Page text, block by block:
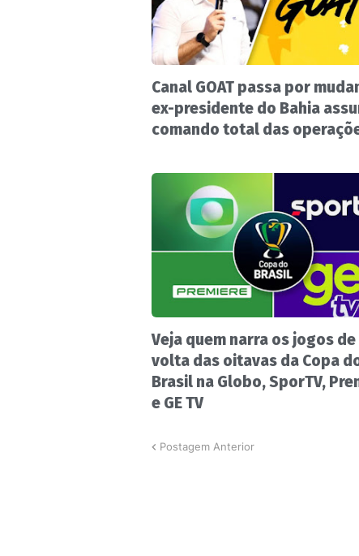
Canal GOAT passa por
ex-presidente do Bahia
comando total das
Veja quem narra os jogos de
volta das oitavas da Copa
Brasil na Globo, SporTV,
e GE TV
Postagem Anterior